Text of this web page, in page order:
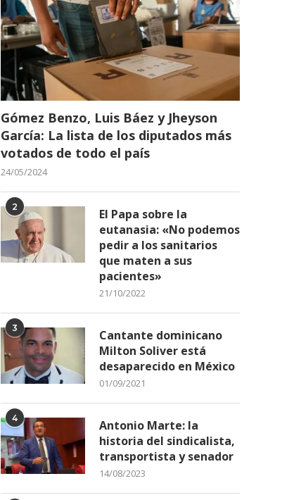
Gómez Benzo, Luis Báez y Jheyson
García: La lista de los diputados más
votados de todo el país
24/05/2024
2
El Papa sobre la
eutanasia: «No podemos
pedir a los sanitarios
que maten a sus
pacientes»
21/10/2022
3
Cantante dominicano
Milton Soliver está
desaparecido en México
01/09/2021
4
Antonio Marte: la
historia del sindicalista,
transportista y senador
14/08/2023